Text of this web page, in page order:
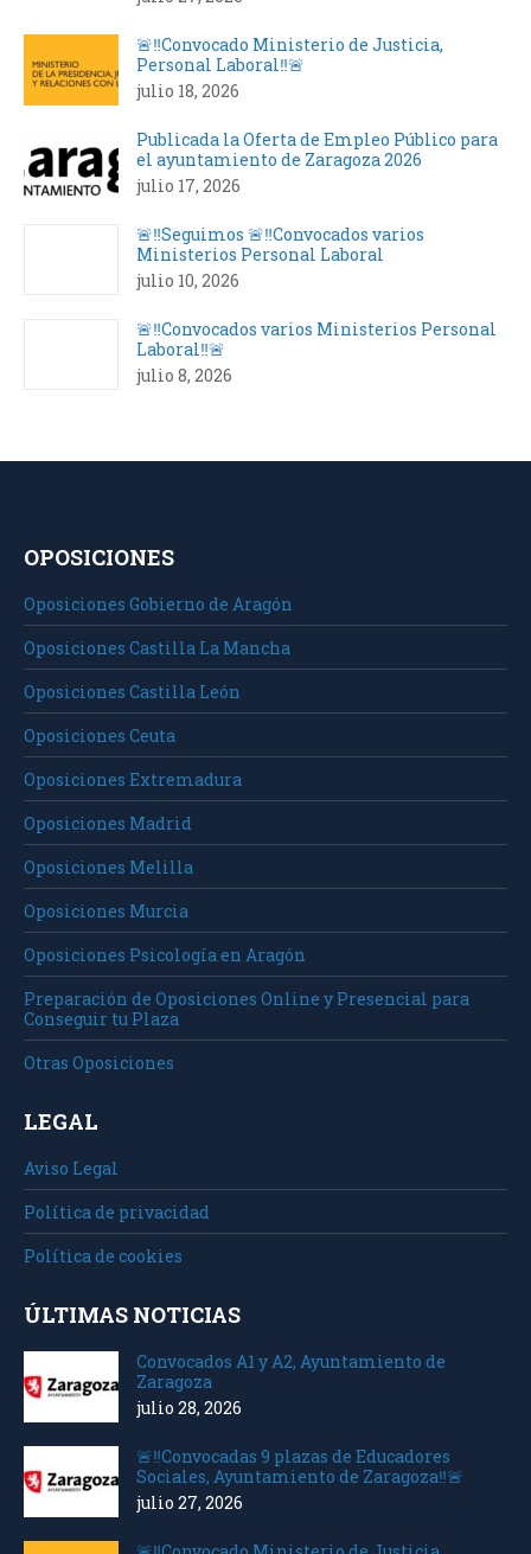
🚨‼️Convocado Ministerio de Justicia,
Personal Laboral‼️🚨
julio 18, 2026
Publicada la Oferta de Empleo Público para
el ayuntamiento de Zaragoza 2026
julio 17, 2026
🚨‼️Seguimos 🚨‼️Convocados varios
Ministerios Personal Laboral
julio 10, 2026
🚨‼️Convocados varios Ministerios Personal
Laboral‼️🚨
julio 8, 2026
OPOSICIONES
Oposiciones Gobierno de Aragón
Oposiciones Castilla La Mancha
Oposiciones Castilla León
Oposiciones Ceuta
Oposiciones Extremadura
Oposiciones Madrid
Oposiciones Melilla
Oposiciones Murcia
Oposiciones Psicología en Aragón
Preparación de Oposiciones Online y Presencial para
Conseguir tu Plaza
Otras Oposiciones
LEGAL
Aviso Legal
Política de privacidad
Política de cookies
ÚLTIMAS NOTICIAS
Convocados A1 y A2, Ayuntamiento de
Zaragoza
julio 28, 2026
🚨‼️Convocadas 9 plazas de Educadores
Sociales, Ayuntamiento de Zaragoza‼️🚨
julio 27, 2026